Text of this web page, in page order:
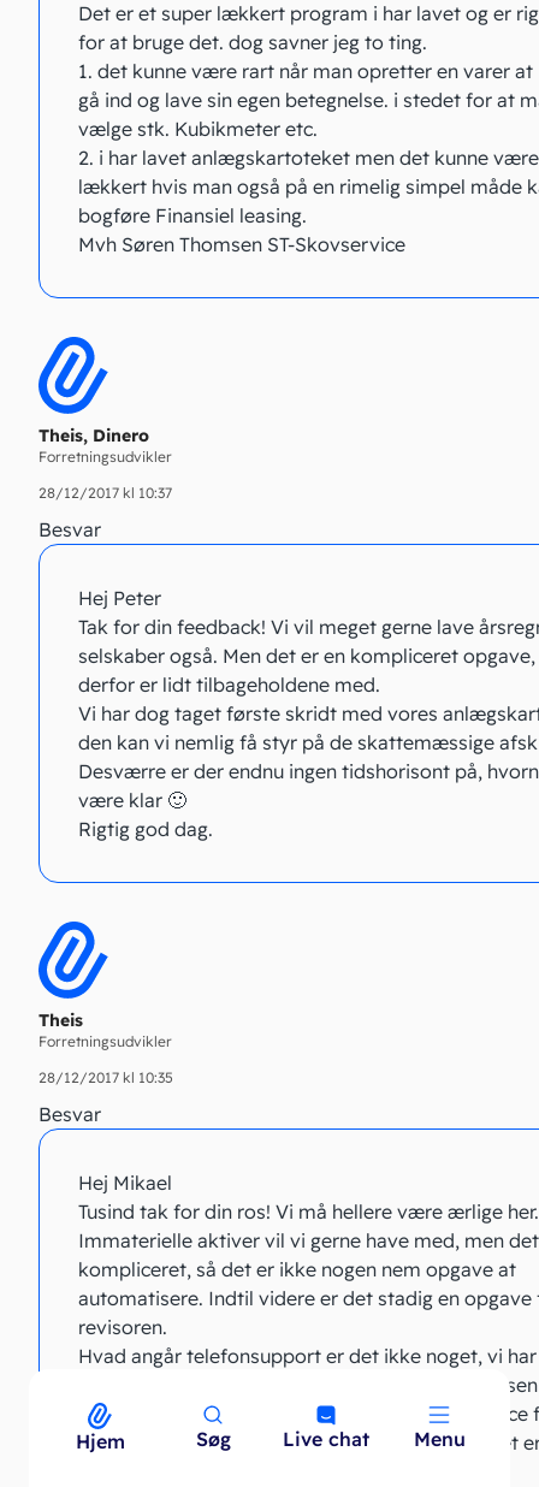
Hjem Søg Live chat Menu
Menu
Det er et super lækkert program i har lavet og er
for at bruge det. dog savner jeg to ting.
1. det kunne være rart når man opretter en varer at
gå ind og lave sin egen betegnelse. i stedet for at
vælge stk. Kubikmeter etc.
2. i har lavet anlægskartoteket men det kunne
lækkert hvis man også på en rimelig simpel måde
bogføre Finansiel leasing.
Mvh Søren Thomsen ST-Skovservice
Theis, Dinero
Forretningsudvikler
28/12/2017 kl 10:37
Besvar
Hej Peter
Tak for din feedback! Vi vil meget gerne lave
selskaber også. Men det er en kompliceret
derfor er lidt tilbageholdene med.
Vi har dog taget første skridt med vores
den kan vi nemlig få styr på de skattemæssige
Desværre er der endnu ingen tidshorisont på,
være klar 🙂
Rigtig god dag.
Theis
Forretningsudvikler
28/12/2017 kl 10:35
Besvar
Hej Mikael
Tusind tak for din ros! Vi må hellere være ærlige her.
Immaterielle aktiver vil vi gerne have med, men
kompliceret, så det er ikke nogen nem opgave at
automatisere. Indtil videre er det stadig en opgave
revisoren.
Hvad angår telefonsupport er det ikke noget, vi
om. Vi har kun mail + chat for at kunne holde
Pro nede. Desuden sikrer det meget bedre service
brugere. Der er nemlig ingen lange køer og svaret